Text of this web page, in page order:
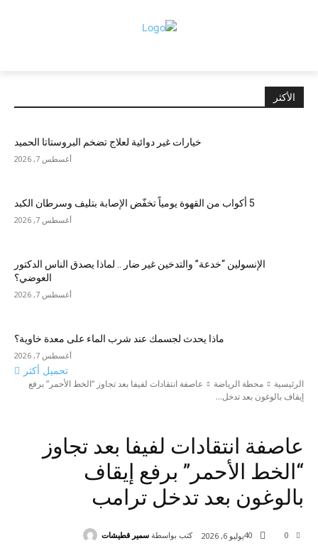
الأكثر
خيارات غير دوائية لعلاج تضخم البروستاتا الحميد
أغسطس 7, 2026
5 أكواب من القهوة يومياً تخفّض الإصابة بتليف وسرطان الكبد
أغسطس 7, 2026
الإنسولين “خدعة” والتدخين غير ضار .. لماذا يصدق الناس الدكتور
العوضي؟
أغسطس 7, 2026
ماذا يحدث لجسمك عند شرب الماء على معدة خاوية؟
أغسطس 7, 2026
تحميل أكثر
الرئيسية
محطة الرياضة
عاصفة انتقادات لفيفا بعد تجاوز “الخط الأحمر” برفع
إيقاف بالوغون بعد تدخل...
عاصفة انتقادات لفيفا بعد تجاوز
“الخط الأحمر” برفع إيقاف
بالوغون بعد تدخل ترامب
0
40يوليو 6, 2026 كتب بواسطة سمير قطيشات